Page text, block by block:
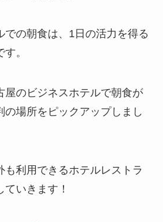
での朝食は、1日の活力を得る
。
屋のビジネスホテルで朝食が
の場所をピックアップしまし
も利用できるホテルレストラ
いきます！